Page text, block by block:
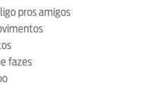
pros amigos
fazes